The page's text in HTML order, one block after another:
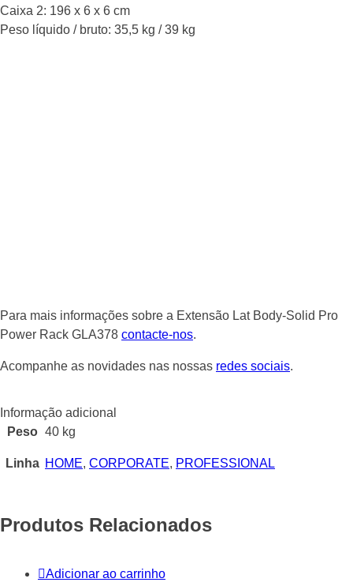
Caixa 2: 196 x 6 x 6 cm
Peso líquido / bruto: 35,5 kg / 39 kg
Para mais informações sobre a Extensão Lat Body-Solid Pro
Power Rack GLA378 contacte-nos.
Acompanhe as novidades nas nossas redes sociais.
Informação adicional
Peso 40 kg
Linha HOME, CORPORATE, PROFESSIONAL
Produtos Relacionados
Adicionar ao carrinho